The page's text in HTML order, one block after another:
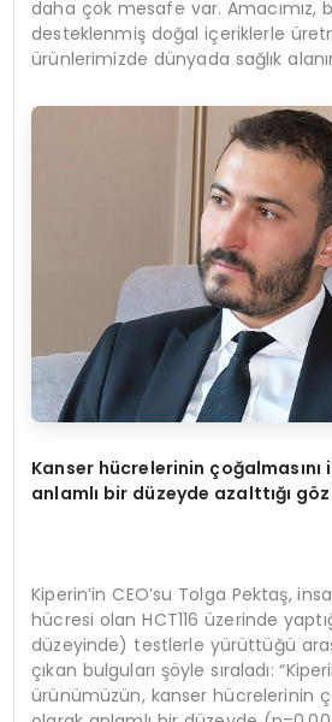
daha çok mesafe var. Amacımız,
desteklenmiş doğal içeriklerle
ürünlerimizde dünyada sağlık
Kanser hücrelerinin
anlamlı bir düzeyde azalttığı
Kiperin’in CEO’su Tolga Pektaş,
hücresi olan HCT116 üzerinde
düzeyinde) testlerle yürüttüğü
çıkan bulguları şöyle sıraladı:
ürünümüzün, kanser hücrelerinin